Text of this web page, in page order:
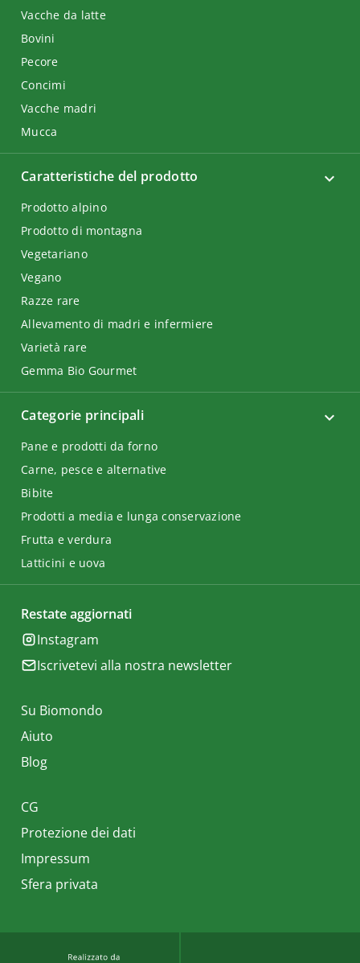
Vacche da latte
Bovini
Pecore
Concimi
Vacche madri
Mucca
Categorie principali
Pane e prodotti da forno
Carne, pesce e alternative
Bibite
Prodotti a media e lunga conservazione
Frutta e verdura
Latticini e uova
Caratteristiche del prodotto
Prodotto alpino
Prodotto di montagna
Vegetariano
Vegano
Razze rare
Allevamento di madri e infermiere
Varietà rare
Gemma Bio Gourmet
Restate aggiornati
Instagram
Iscrivetevi alla nostra newsletter
Su Biomondo
Aiuto
Blog
CG
Protezione dei dati
Impressum
Sfera privata